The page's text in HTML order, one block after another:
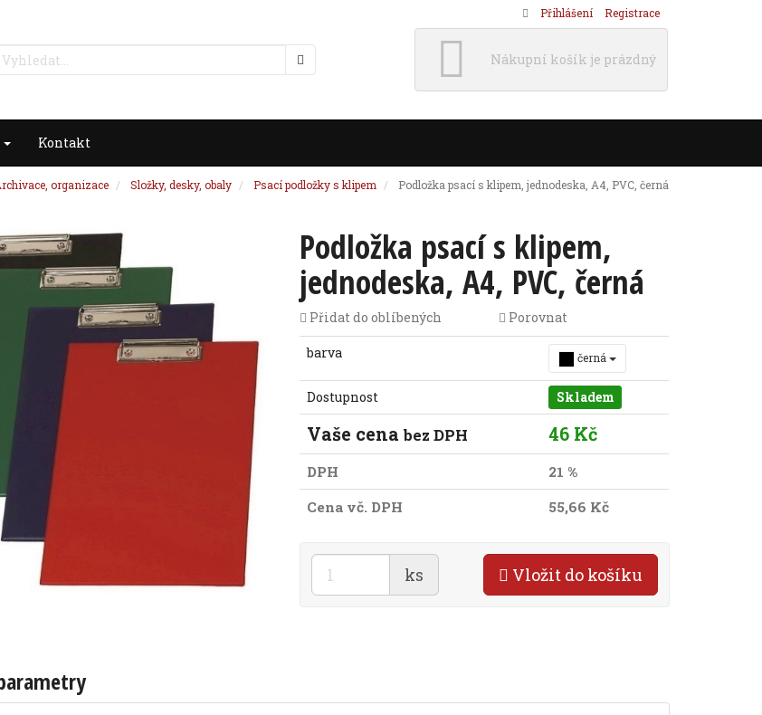
Nákupní košík je prázdný
Kontakt
organizace Složky, desky, obaly Psací podložky s klipem Podložka psací s klipem, jednodeska, A4, PVC, černá
Podložka psací s klipem,
jednodeska, A4, PVC, černá
Přidat do oblíbených Porovnat
barva černá
Dostupnost Skladem
Vaše cenabez DPH 46 Kč
DPH
21 %
Cena vč. DPH
55,66 Kč
ks Vložit do košíku
Přihlášení Registrace